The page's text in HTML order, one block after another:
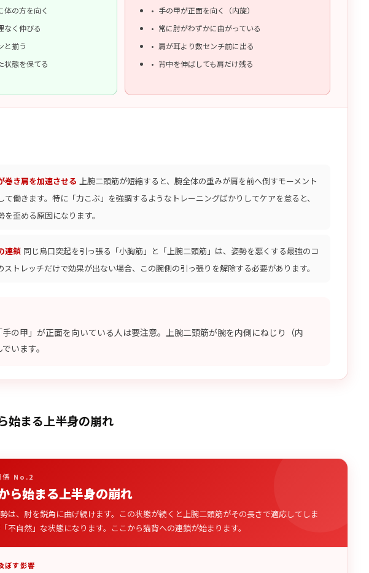
体の方を向く
なく伸びる
と揃う
状態を保てる
手の甲が正面を向く（内旋）
常に肘がわずかに曲がっている
肩が耳より数センチ前に出る
背中を伸ばしても肩だけ残る
巻き肩を加速させる 上腕二頭筋が短縮すると、腕全体の重みが肩を前へ倒すモーメント
て働きます。特に「力こぶ」を強調するようなトレーニングばかりしてケアを怠ると、
歪める原因になります。
連鎖 同じ烏口突起を引っ張る「小胸筋」と「上腕二頭筋」は、姿勢を悪くする最強のコ
ストレッチだけで効果が出ない場合、この腕側の引っ張りを解除する必要があります。
の甲」が正面を向いている人は要注意。上腕二頭筋が腕を内側にねじり（内
います。
始まる上半身の崩れ
係 No.2
ら始まる上半身の崩れ
は、肘を鋭角に曲げ続けます。この状態が続くと上腕二頭筋がその長さで適応してしま
不自然」な状態になります。ここから猫背への連鎖が始まります。
ぼす影響